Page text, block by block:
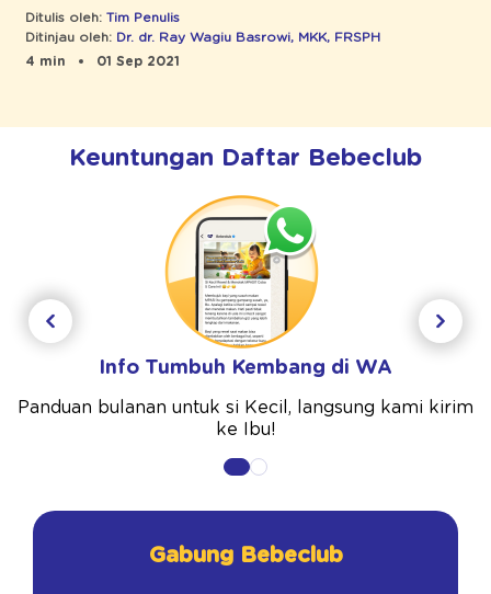
Ditulis oleh: Tim Penulis
Ditinjau oleh: Dr. dr. Ray Wagiu Basrowi, MKK, FRSPH
4 min
01 Sep 2021
Keuntungan Daftar Bebeclub
Info Tumbuh Kembang di WA
Panduan bulanan untuk si Kecil, langsung kami kirim
ke Ibu!
Gabung Bebeclub